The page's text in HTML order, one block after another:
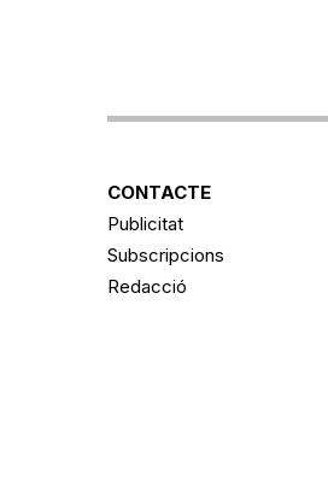
CONTACTE
Publicitat
Subscripcions
Redacció